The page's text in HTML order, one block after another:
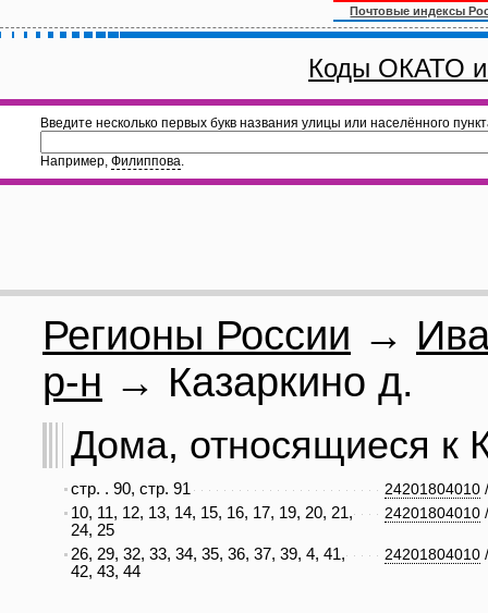
Почтовые индексы
Коды ОКАТО
Введите несколько первых букв названия улицы или населённого
Например, Филиппова.
Регионы России →
р-н → Казаркино д.
Дома, относящиеся к
24201804010
стр. . 90, стр. 91
24201804010
10, 11, 12, 13, 14, 15, 16, 17, 19, 20, 21,
24, 25
24201804010
26, 29, 32, 33, 34, 35, 36, 37, 39, 4, 41,
42, 43, 44